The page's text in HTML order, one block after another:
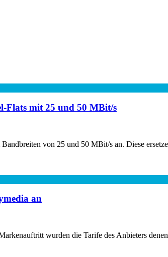
Flats mit 25 und 50 MBit/s
von 25 und 50 MBit/s an. Diese
an
wurden die Tarife des Anbieters